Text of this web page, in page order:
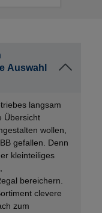
Auswahl
langsam
Übersicht
wollen,
gefallen. Denn
kleinteiliges
bereichern.
clevere
zum